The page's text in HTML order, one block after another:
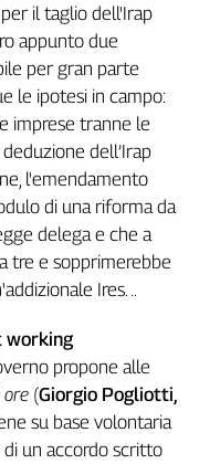
il taglio dell'Irap
appunto due
per gran parte
le ipotesi in campo:
imprese tranne le
dell’Irap
l'emendamento
di una riforma da
delega e che a
tre e sopprimerebbe
Ires. ..
working
propone alle
ore (Giorgio Pogliotti,
su base volontaria
un accordo scritto